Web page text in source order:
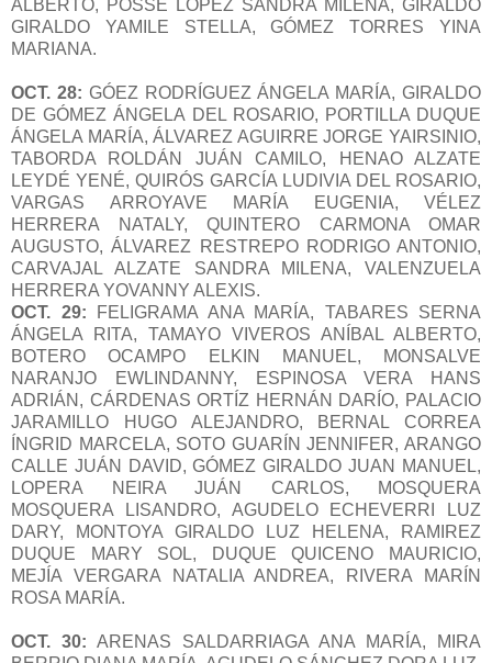
ALBERTO, POSSE LÓPEZ SANDRA MILENA, GIRALDO
GIRALDO YAMILE STELLA, GÓMEZ TORRES YINA
MARIANA.
OCT. 28: GÓEZ RODRÍGUEZ ÁNGELA MARÍA, GIRALDO
DE GÓMEZ ÁNGELA DEL ROSARIO, PORTILLA DUQUE
ÁNGELA MARÍA, ÁLVAREZ AGUIRRE JORGE YAIRSINIO,
TABORDA ROLDÁN JUÁN CAMILO, HENAO ALZATE
LEYDÉ YENÉ, QUIRÓS GARCÍA LUDIVIA DEL ROSARIO,
VARGAS ARROYAVE MARÍA EUGENIA, VÉLEZ
HERRERA NATALY, QUINTERO CARMONA OMAR
AUGUSTO, ÁLVAREZ RESTREPO RODRIGO ANTONIO,
CARVAJAL ALZATE SANDRA MILENA, VALENZUELA
HERRERA YOVANNY ALEXIS.
OCT. 29: FELIGRAMA ANA MARÍA, TABARES SERNA
ÁNGELA RITA, TAMAYO VIVEROS ANÍBAL ALBERTO,
BOTERO OCAMPO ELKIN MANUEL, MONSALVE
NARANJO EWLINDANNY, ESPINOSA VERA HANS
ADRIÁN, CÁRDENAS ORTÍZ HERNÁN DARÍO, PALACIO
JARAMILLO HUGO ALEJANDRO, BERNAL CORREA
ÍNGRID MARCELA, SOTO GUARÍN JENNIFER, ARANGO
CALLE JUÁN DAVID, GÓMEZ GIRALDO JUAN MANUEL,
LOPERA NEIRA JUÁN CARLOS, MOSQUERA
MOSQUERA LISANDRO, AGUDELO ECHEVERRI LUZ
DARY, MONTOYA GIRALDO LUZ HELENA, RAMIREZ
DUQUE MARY SOL, DUQUE QUICENO MAURICIO,
MEJÍA VERGARA NATALIA ANDREA, RIVERA MARÍN
ROSA MARÍA.
OCT. 30: ARENAS SALDARRIAGA ANA MARÍA, MIRA